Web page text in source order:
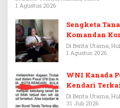
1 Agustus 2026
Sengketa
Komandan
Warisan
Di Berita Utama,
1 Agustus 2026
WNI Kanada
Kendari
Di Berita Utama,
31 Juli 2026